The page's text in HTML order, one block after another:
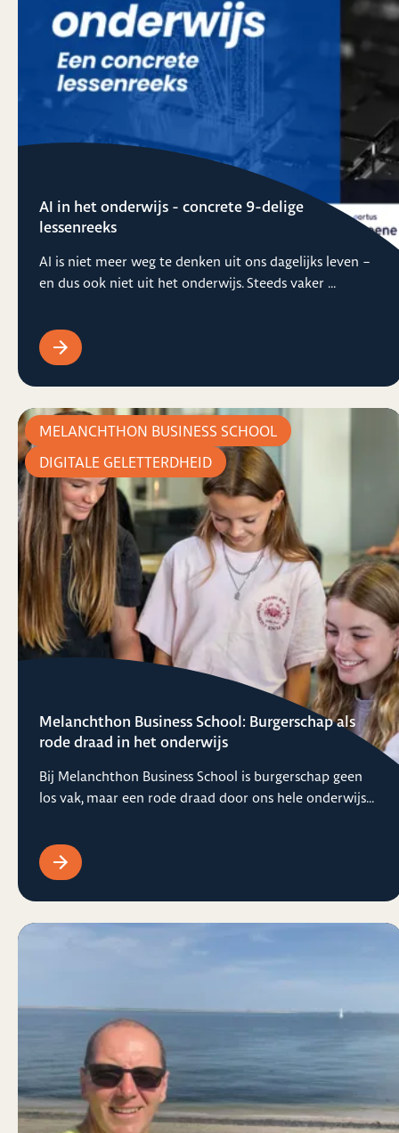
AI in het onderwijs - concrete 9-delige
lessenreeks
AI is niet meer weg te denken uit ons dagelijks leven –
en dus ook niet uit het onderwijs. Steeds vaker ...
Melanchthon Business School: Burgerschap als
rode draad in het onderwijs
Bij Melanchthon Business School is burgerschap geen
los vak, maar een rode draad door ons hele onderwijs...
MELANCHTHON BUSINESS SCHOOL
DIGITALE GELETTERDHEID